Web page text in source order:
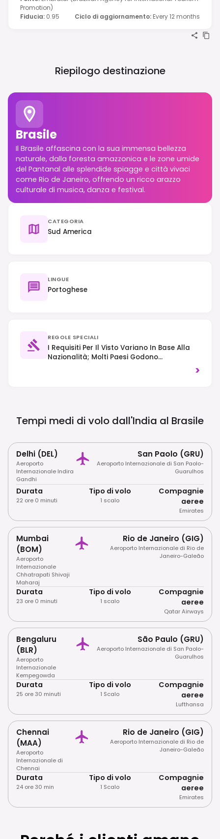
Promotion)
Fiducia: 0.95 Ciclo di aggiornamento: Every 12 months
Riepilogo destinazione
Brasile
Il Brasile affascina con la sua immensa bellezza
naturale, dalla foresta amazzonica e le zone umide
del Pantanal alle splendide spiagge e città vivaci
come Rio de Janeiro, offrendo un ricco arazzo
culturale di musica, danza e festival.
CATEGORIA
Sud America
LINGUE
Portoghese
REGOLE SPECIALI
I Requisiti Per Il Visto Variano In Base Alla
Nazionalità; Molti Paesi Godono
Brevi, Mentre Altri Potrebbero Richiedere Un>
Tempi medi di volo dall'India al Brasile
Delhi (DEL)
Aeroporto
Internazionale Indira
Gandhi
San Paolo (GRU)
Aeroporto Internazionale di San Paolo-
Guarulhos
Durata
22 ore 0 minuti
Tipo di volo
1 scalo
Compagnie
aeree
Emirates
Mumbai
(BOM)
Aeroporto
Internazionale
Chhatrapati Shivaji
Maharaj
Rio de Janeiro (GIG)
Aeroporto Internazionale di Rio de
Janeiro-Galeão
Durata
23 ore 0 minuti
Tipo di volo
1 scalo
Compagnie
aeree
Qatar Airways
Bengaluru
(BLR)
Aeroporto
Internazionale
Kempegowda
São Paulo (GRU)
Aeroporto Internazionale di San Paolo-
Guarulhos
Durata
25 ore 30 minuti
Tipo di volo
1 Scalo
Compagnie
aeree
Lufthansa
Chennai
(MAA)
Aeroporto
Internazionale di
Chennai
Rio de Janeiro (GIG)
Aeroporto Internazionale di Rio de
Janeiro-Galeão
Durata
24 ore 30 min
Tipo di volo
1 Scalo
Compagnie
aeree
Emirates